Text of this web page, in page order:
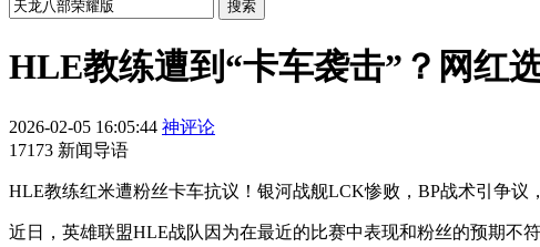
HLE教练遭到“卡车袭击”？网红
2026-02-05 16:05:44 神评论
17173 新闻导语
HLE教练红米遭粉丝卡车抗议！银河战舰LCK惨败，BP战术引争
近日，英雄联盟HLE战队因为在最近的比赛中表现和粉丝的预期不